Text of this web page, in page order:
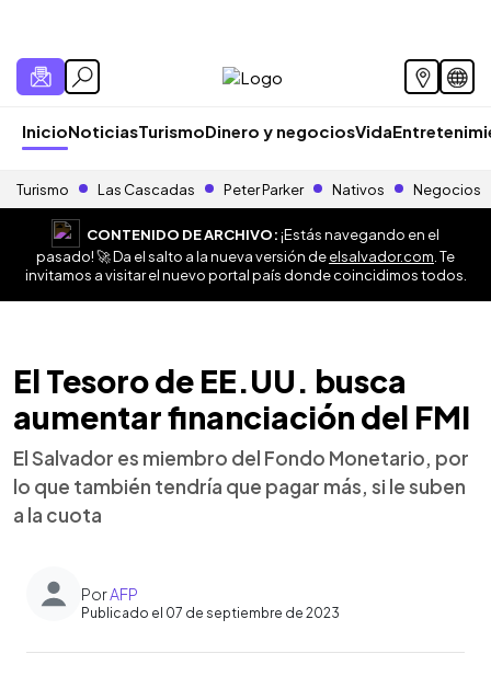
InicioNoticiasTurismoDinero y negociosVida
Turismo Las Cascadas Peter Parker Nativos Negocios
CONTENIDO DE ARCHIVO:¡Estás navegando en el
pasado! 🚀 Da el salto a la nueva versión deelsalvador.com . Te
invitamos a visitar el nuevo portal país donde coincidimos todos.
El Tesoro de EE.UU. busca
aumentar financiación del FMI
El Salvador es miembro del Fondo Monetario, por
lo que también tendría que pagar más, si le suben
a la cuota
PorAFP
Publicado el 07 de septiembre de 2023